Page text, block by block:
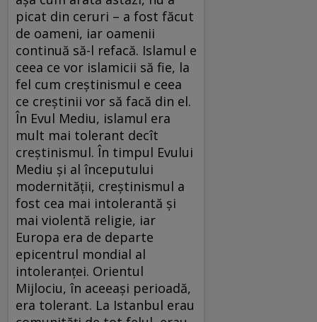
picat din ceruri – a fost făcut
de oameni, iar oamenii
continuă să-l refacă. Islamul e
ceea ce vor islamicii să fie, la
fel cum creștinismul e ceea
ce creștinii vor să facă din el.
În Evul Mediu, islamul era
mult mai tolerant decît
creștinismul. În timpul Evului
Mediu și al începutului
modernității, creștinismul a
fost cea mai intolerantă și
mai violentă religie, iar
Europa era de departe
epicentrul mondial al
intoleranței. Orientul
Mijlociu, în aceeași perioadă,
era tolerant. La Istanbul erau